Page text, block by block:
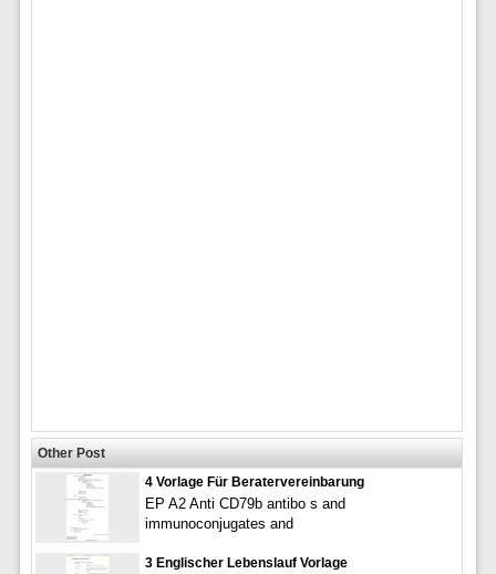
Other Post
4 Vorlage Für Beratervereinbarung
EP A2 Anti CD79b antibo s and
immunoconjugates and
3 Englischer Lebenslauf Vorlage